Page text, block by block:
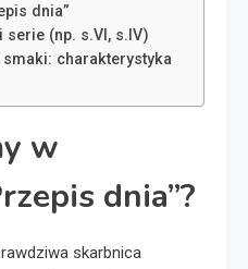
dnia”
serie (np. s.VI, s.IV)
charakterystyka
w
dnia”?
skarbnica